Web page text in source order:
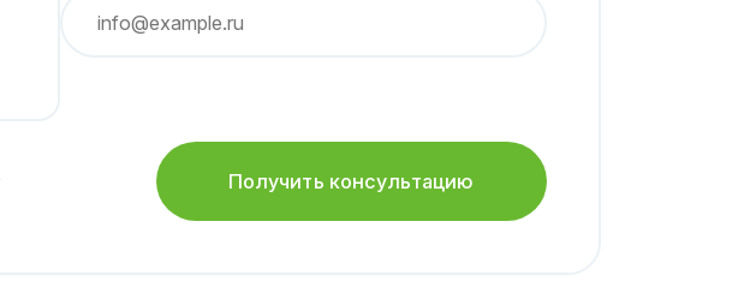
Получить консультацию